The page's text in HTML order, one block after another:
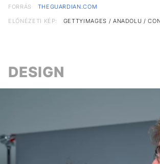
FORRÁS
THEGUARDIAN.COM
ELŐNÉZETI KÉP:
GETTYIMAGES / ANADOLU /
DESIGN